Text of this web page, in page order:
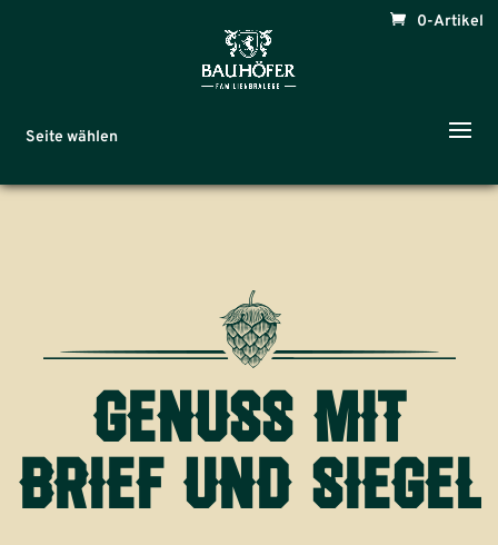
0-Artikel
Seite wählen
genuss mit
brief und siegel